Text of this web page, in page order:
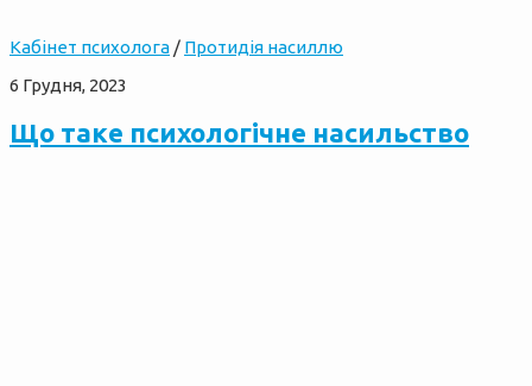
Кабінет психолога / Протидія насиллю
6 Грудня, 2023
Що таке психологічне насильство